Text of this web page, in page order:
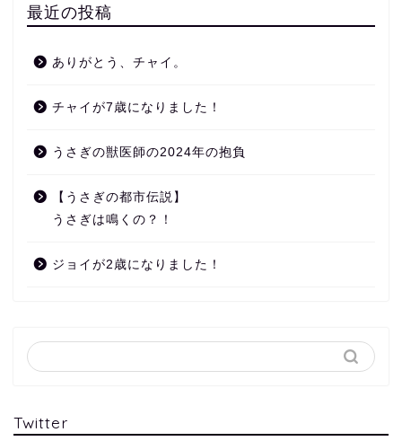
最近の投稿
ありがとう、チャイ。
チャイが7歳になりました！
うさぎの獣医師の2024年の抱負
【うさぎの都市伝説】
うさぎは鳴くの？！
ジョイが2歳になりました！
Twitter